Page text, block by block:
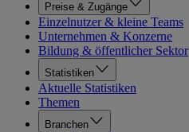
Preise & Zugänge
Einzelnutzer & kleine Teams
Unternehmen & Konzerne
Bildung & öffentlicher Sektor
Statistiken
Aktuelle Statistiken
Themen
Branchen